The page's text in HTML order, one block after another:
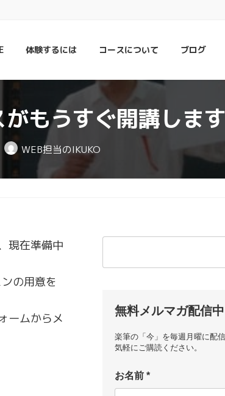
体験するには コースについて ブログ
もうすぐ開講します
WEB担当のIKUKO
現在準備中
の用意を
ームからメ
無料メルマガ配信中
楽筆の「今」を毎週月曜に配信
気軽にご購読ください。
お名前*